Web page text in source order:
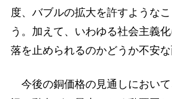
度、バブルの拡大を許すような
う。加えて、いわゆる社会主義
落を止められるのかどうか不安な
今後の銅価格の見通しにおい